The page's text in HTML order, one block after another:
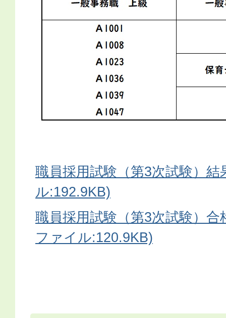
職員採用試験（第3次試験）
ル:192.9KB)
職員採用試験（第3次試験）合
ファイル:120.9KB)